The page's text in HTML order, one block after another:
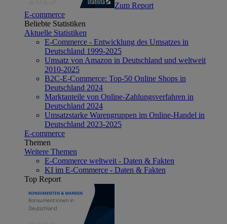
Zum Report
E-commerce
Beliebte Statistiken
Aktuelle Statistiken
E-Commerce - Entwicklung des Umsatzes in
Deutschland 1999-2025
Umsatz von Amazon in Deutschland und weltweit
2010-2025
B2C-E-Commerce: Top-50 Online Shops in
Deutschland 2024
Marktanteile von Online-Zahlungsverfahren in
Deutschland 2024
Umsatzstarke Warengruppen im Online-Handel in
Deutschland 2023-2025
E-commerce
Themen
Weitere Themen
E-Commerce weltweit - Daten & Fakten
KI im E-Commerce - Daten & Fakten
Top Report